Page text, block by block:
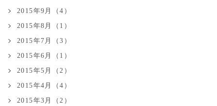
2015年9月（4）
2015年8月（1）
2015年7月（3）
2015年6月（1）
2015年5月（2）
2015年4月（4）
2015年3月（2）